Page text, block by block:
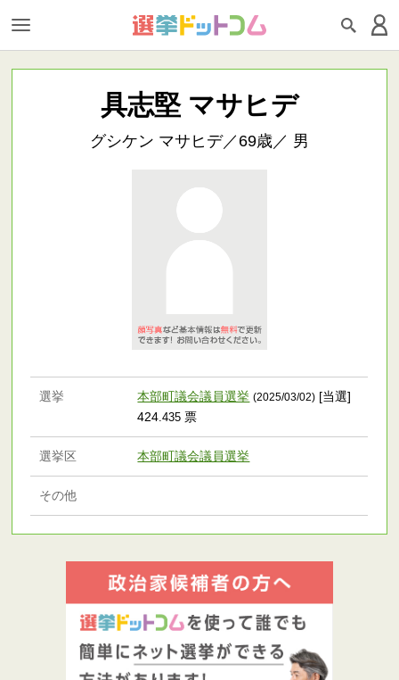
具志堅 マサヒデ
グシケン マサヒデ／69歳／ 男
選挙 本部町議会議員選挙 (2025/03/02) [当選]
424.435 票
選挙区 本部町議会議員選挙
その他